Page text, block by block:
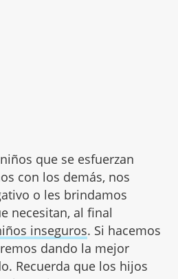
que se esfuerzan
con los demás, nos
o les brindamos
necesitan, al final
inseguros. Si hacemos
dando la mejor
Recuerda que los hijos